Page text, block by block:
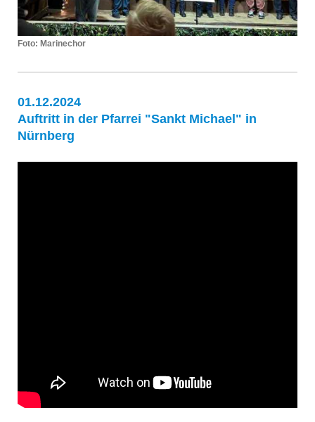
Foto: Marinechor
01.12.2024
Auftritt in der Pfarrei "Sankt Michael" in
Nürnberg